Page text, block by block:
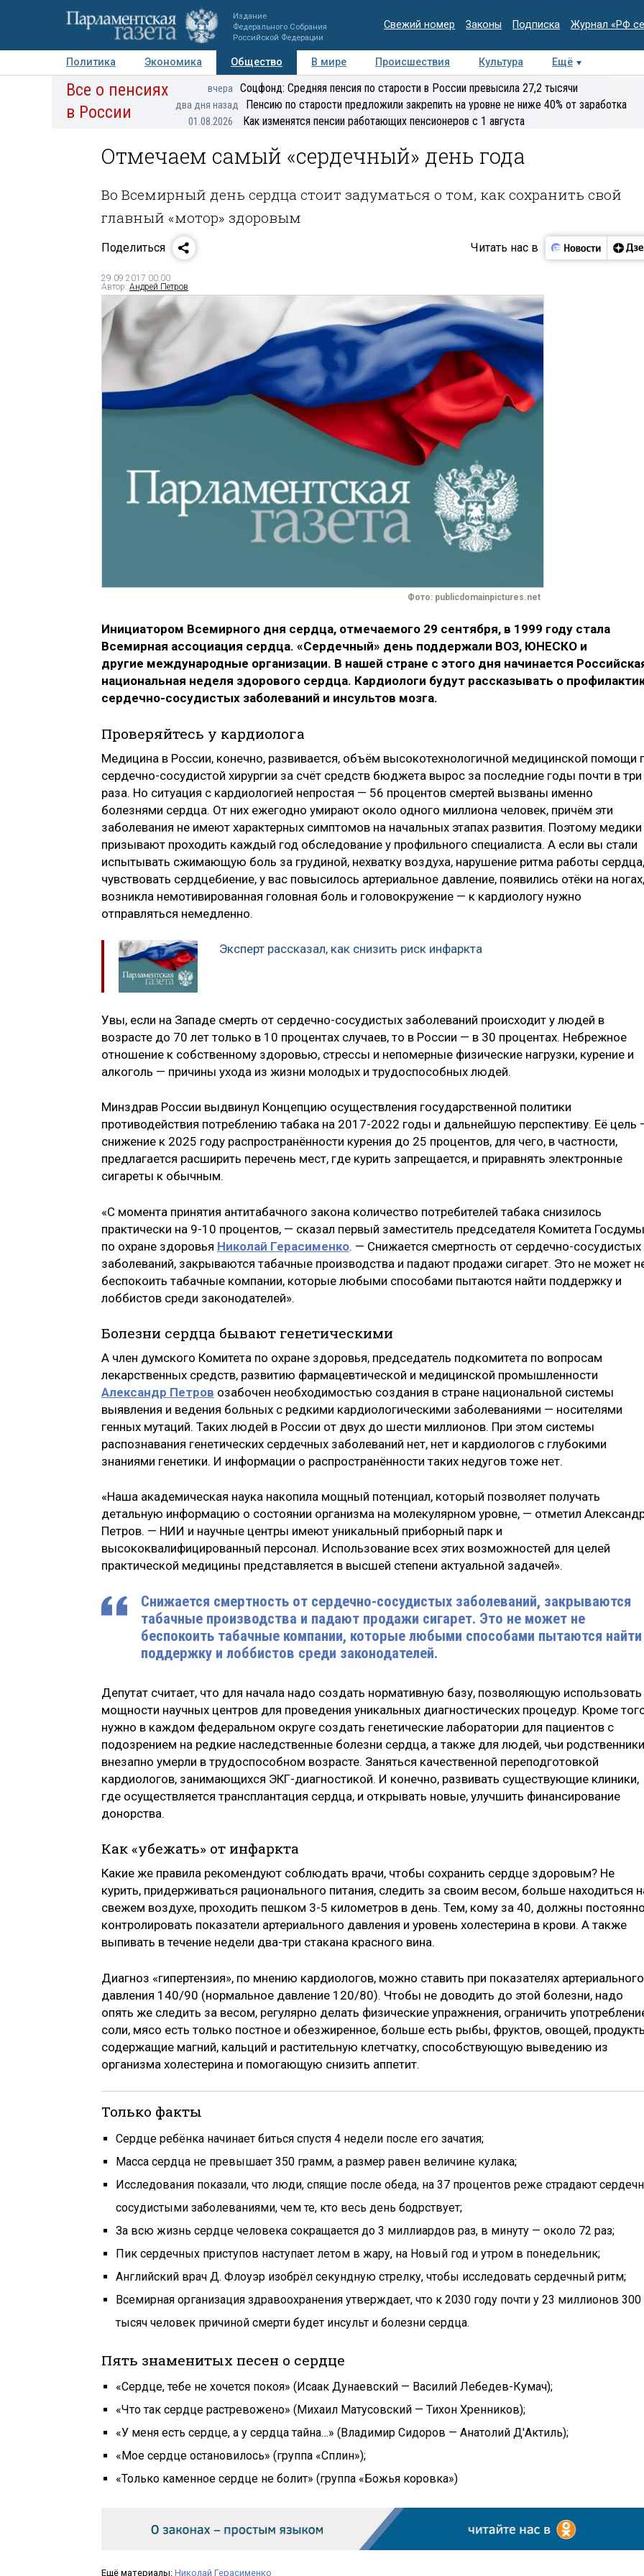
Издание
Федерального Собрания
Российской Федерации
Свежий номер Законы Подписка Журнал «РФ
Политика Экономика Общество В мире Происшествия Культура Ещё
Авторы Персоны Мнения Регионы Медиацентр Интервью Колумнисты
Все о пенсиях
в России
вчера Соцфонд: Средняя пенсия по старости в России превысила 27,2 тысячи
два дня назад Пенсию по старости предложили закрепить на уровне не ниже 40% от заработка
01.08.2026 Как изменятся пенсии работающих пенсионеров с 1 августа
Отмечаем самый «сердечный» день года
Во Всемирный день сердца стоит задуматься о том, как сохранить свой
главный «мотор» здоровым
Поделиться Читать нас в
29.09.2017 00:00
Автор: Андрей Петров
Фото: publicdomainpictures.net
Инициатором Всемирного дня сердца, отмечаемого 29 сентября, в 1999 году стала
Всемирная ассоциация сердца. «Сердечный» день поддержали ВОЗ, ЮНЕСКО и
другие международные организации. В нашей стране с этого дня начинается
национальная неделя здорового сердца. Кардиологи будут рассказывать о
сердечно-сосудистых заболеваний и инсультов мозга.
Проверяйтесь у кардиолога
Медицина в России, конечно, развивается, объём высокотехнологичной медицинской помощи
сердечно-сосудистой хирургии за счёт средств бюджета вырос за последние годы почти в три
раза. Но ситуация с кардиологией непростая — 56 процентов смертей вызваны именно
болезнями сердца. От них ежегодно умирают около одного миллиона человек, причём эти
заболевания не имеют характерных симптомов на начальных этапах развития. Поэтому медики
призывают проходить каждый год обследование у профильного специалиста. А если вы стали
испытывать сжимающую боль за грудиной, нехватку воздуха, нарушение ритма работы сердца,
чувствовать сердцебиение, у вас повысилось артериальное давление, появились отёки на ногах,
возникла немотивированная головная боль и головокружение — к кардиологу нужно
отправляться немедленно.
Эксперт рассказал, как снизить риск инфаркта
Увы, если на Западе смерть от сердечно-сосудистых заболеваний происходит у людей в
возрасте до 70 лет только в 10 процентах случаев, то в России — в 30 процентах. Небрежное
отношение к собственному здоровью, стрессы и непомерные физические нагрузки, курение и
алкоголь — причины ухода из жизни молодых и трудоспособных людей.
Минздрав России выдвинул Концепцию осуществления государственной политики
противодействия потреблению табака на 2017-2022 годы и дальнейшую перспективу. Её цель
снижение к 2025 году распространённости курения до 25 процентов, для чего, в частности,
предлагается расширить перечень мест, где курить запрещается, и приравнять электронные
сигареты к обычным.
«С момента принятия антитабачного закона количество потребителей табака снизилось
практически на 9-10 процентов, — сказал первый заместитель председателя Комитета Госдумы
по охране здоровья Николай Герасименко. — Снижается смертность от сердечно-сосудистых
заболеваний, закрываются табачные производства и падают продажи сигарет. Это не может
беспокоить табачные компании, которые любыми способами пытаются найти поддержку и
лоббистов среди законодателей».
Болезни сердца бывают генетическими
А член думского Комитета по охране здоровья, председатель подкомитета по вопросам
лекарственных средств, развитию фармацевтической и медицинской промышленности
Александр Петров озабочен необходимостью создания в стране национальной системы
выявления и ведения больных с редкими кардиологическими заболеваниями — носителями
генных мутаций. Таких людей в России от двух до шести миллионов. При этом системы
распознавания генетических сердечных заболеваний нет, нет и кардиологов с глубокими
знаниями генетики. И информации о распространённости таких недугов тоже нет.
«Наша академическая наука накопила мощный потенциал, который позволяет получать
детальную информацию о состоянии организма на молекулярном уровне, — отметил
Петров. — НИИ и научные центры имеют уникальный приборный парк и
высококвалифицированный персонал. Использование всех этих возможностей для целей
практической медицины представляется в высшей степени актуальной задачей».
Снижается смертность от сердечно-сосудистых заболеваний, закрываются
табачные производства и падают продажи сигарет. Это не может не
беспокоить табачные компании, которые любыми способами пытаются найти
поддержку и лоббистов среди законодателей.
Депутат считает, что для начала надо создать нормативную базу, позволяющую использовать
мощности научных центров для проведения уникальных диагностических процедур. Кроме
нужно в каждом федеральном округе создать генетические лаборатории для пациентов с
подозрением на редкие наследственные болезни сердца, а также для людей, чьи родственники
внезапно умерли в трудоспособном возрасте. Заняться качественной переподготовкой
кардиологов, занимающихся ЭКГ-диагностикой. И конечно, развивать существующие клиники,
где осуществляется трансплантация сердца, и открывать новые, улучшить финансирование
донорства.
Как «убежать» от инфаркта
Какие же правила рекомендуют соблюдать врачи, чтобы сохранить сердце здоровым? Не
курить, придерживаться рационального питания, следить за своим весом, больше находиться
свежем воздухе, проходить пешком 3-5 километров в день. Тем, кому за 40, должны постоянно
контролировать показатели артериального давления и уровень холестерина в крови. А также
выпивать в течение недели два-три стакана красного вина.
Диагноз «гипертензия», по мнению кардиологов, можно ставить при показателях артериального
давления 140/90 (нормальное давление 120/80). Чтобы не доводить до этой болезни, надо
опять же следить за весом, регулярно делать физические упражнения, ограничить
соли, мясо есть только постное и обезжиренное, больше есть рыбы, фруктов, овощей,
содержащие магний, кальций и растительную клетчатку, способствующую выведению из
организма холестерина и помогающую снизить аппетит.
Только факты
Сердце ребёнка начинает биться спустя 4 недели после его зачатия;
Масса сердца не превышает 350 грамм, а размер равен величине кулака;
Исследования показали, что люди, спящие после обеда, на 37 процентов реже страдают
сосудистыми заболеваниями, чем те, кто весь день бодрствует;
За всю жизнь сердце человека сокращается до 3 миллиардов раз, в минуту — около 72 раз;
Пик сердечных приступов наступает летом в жару, на Новый год и утром в понедельник;
Английский врач Д. Флоуэр изобрёл секундную стрелку, чтобы исследовать сердечный ритм;
Всемирная организация здравоохранения утверждает, что к 2030 году почти у 23 миллионов 300
тысяч человек причиной смерти будет инсульт и болезни сердца.
Пять знаменитых песен о сердце
«Сердце, тебе не хочется покоя» (Исаак Дунаевский — Василий Лебедев-Кумач);
«Что так сердце растревожено» (Михаил Матусовский — Тихон Хренников);
«У меня есть сердце, а у сердца тайна…» (Владимир Сидоров — Анатолий Д'Актиль);
«Мое сердце остановилось» (группа «Сплин»);
«Только каменное сердце не болит» (группа «Божья коровка»)
Ещё материалы: Николай Герасименко